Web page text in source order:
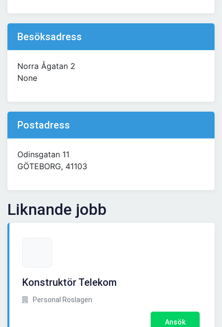
Besöksadress
Norra Ågatan 2
None
Postadress
Odinsgatan 11
GÖTEBORG, 41103
Liknande jobb
Konstruktör Telekom
Personal Roslagen
Ansök